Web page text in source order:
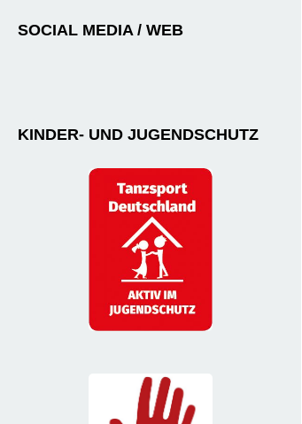
SOCIAL MEDIA / WEB
KINDER- UND JUGENDSCHUTZ